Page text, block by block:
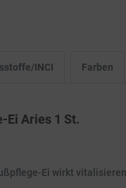
INCI Farben
Ei Aries 1 St.
Ei wirkt